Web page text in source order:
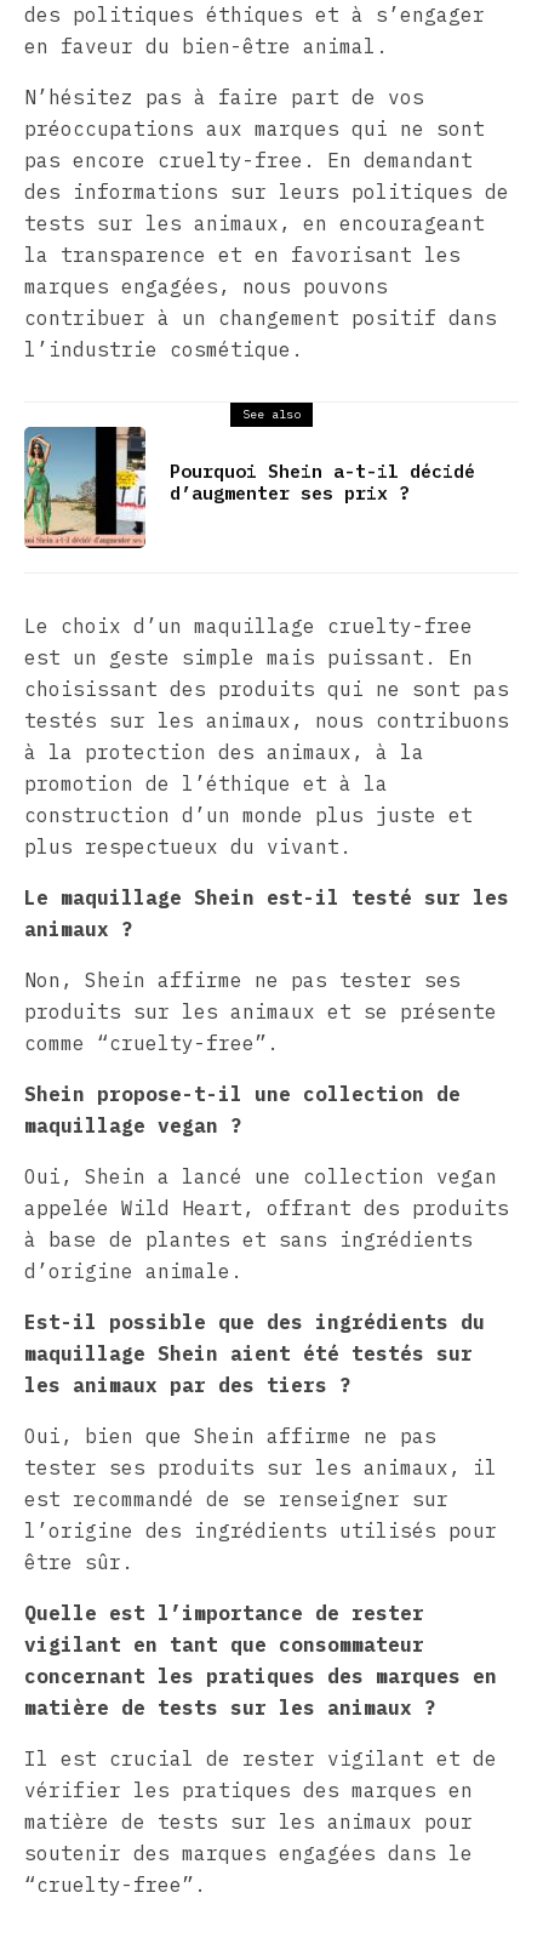
des politiques éthiques et à s’engager
en faveur du bien-être animal.
N’hésitez pas à faire part de vos
préoccupations aux marques qui ne sont
pas encore cruelty-free. En demandant
des informations sur leurs politiques de
tests sur les animaux, en encourageant
la transparence et en favorisant les
marques engagées, nous pouvons
contribuer à un changement positif dans
l’industrie cosmétique.
See also
Pourquoi Shein a-t-il décidé
d’augmenter ses prix ?
Le choix d’un maquillage cruelty-free
est un geste simple mais puissant. En
choisissant des produits qui ne sont pas
testés sur les animaux, nous contribuons
à la protection des animaux, à la
promotion de l’éthique et à la
construction d’un monde plus juste et
plus respectueux du vivant.
Le maquillage Shein est-il testé sur les
animaux ?
Non, Shein affirme ne pas tester ses
produits sur les animaux et se présente
comme “cruelty-free”.
Shein propose-t-il une collection de
maquillage vegan ?
Oui, Shein a lancé une collection vegan
appelée Wild Heart, offrant des produits
à base de plantes et sans ingrédients
d’origine animale.
Est-il possible que des ingrédients du
maquillage Shein aient été testés sur
les animaux par des tiers ?
Oui, bien que Shein affirme ne pas
tester ses produits sur les animaux, il
est recommandé de se renseigner sur
l’origine des ingrédients utilisés pour
être sûr.
Quelle est l’importance de rester
vigilant en tant que consommateur
concernant les pratiques des marques en
matière de tests sur les animaux ?
Il est crucial de rester vigilant et de
vérifier les pratiques des marques en
matière de tests sur les animaux pour
soutenir des marques engagées dans le
“cruelty-free”.